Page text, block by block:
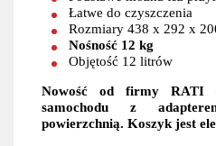
Łatwe do czyszczenia
Rozmiary 438 x 292 x
Nośność 12 kg
Objętość 12 litrów
Nowość od firmy RATI
samochodu z
powierzchnią. Koszyk jest